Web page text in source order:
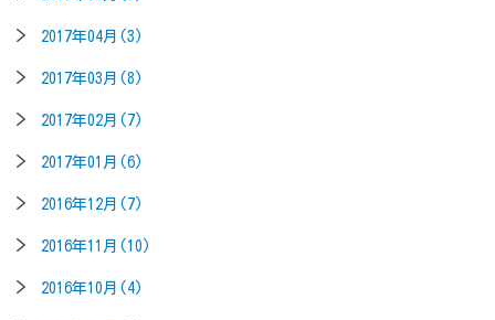
2017年04月(3)
2017年03月(8)
2017年02月(7)
2017年01月(6)
2016年12月(7)
2016年11月(10)
2016年10月(4)